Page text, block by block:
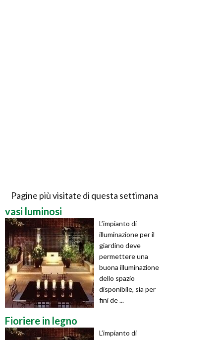
Pagine più visitate di questa settimana
vasi luminosi
L’impianto di
illuminazione per il
giardino deve
permettere una
buona illuminazione
dello spazio
disponibile, sia per
fini de ...
Fioriere in legno
L’impianto di